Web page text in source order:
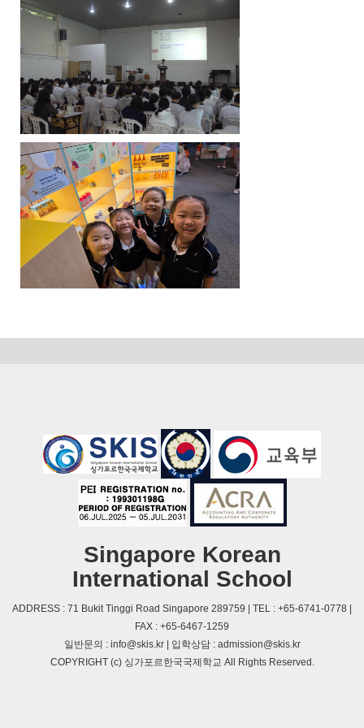
Singapore Korean
International School
ADDRESS : 71 Bukit Tinggi Road Singapore 289759 | TEL : +65-6741-0778 |
FAX : +65-6467-1259
일반문의 : info@skis.kr | 입학상담 : admission@skis.kr
COPYRIGHT (c) 싱가포르한국국제학교 All Rights Reserved.